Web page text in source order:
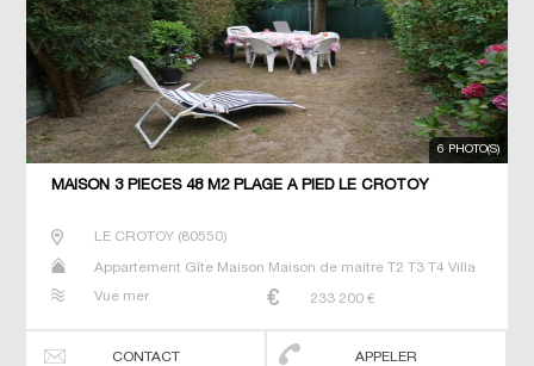
6 PHOTO(S)
MAISON 3 PIECES 48 M2 PLAGE À PIED LE CROTOY
LE CROTOY(80550)
Appartement Gîte Maison Maison de maitre T2 T3 T4 Villa
Vue mer 233 200 €
CONTACT APPELER